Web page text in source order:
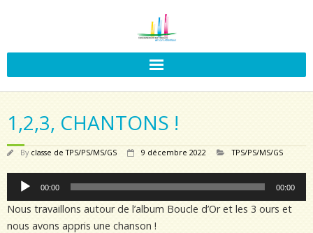
1,2,3, CHANTONS !
By classe de TPS/PS/MS/GS 9 décembre 2022 TPS/PS/MS/GS
Lecteur
audio
00:00 00:00
Nous travaillons autour de l’album Boucle d’Or et les 3 ours et
nous avons appris une chanson !